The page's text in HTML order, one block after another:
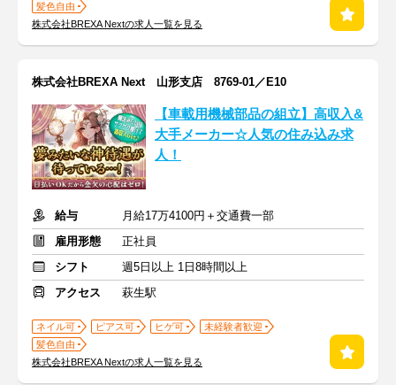
髪色自由
株式会社BREXA Nextの求人一覧を見る
株式会社BREXA Next 山形支店 8769-01／E10
【車載用機械部品の組立】高収入&
大手メーカー☆人気の住み込み求
人！
給与
月給17万4100円＋交通費一部
雇用形態
正社員
シフト
週5日以上 1日8時間以上
アクセス
萩生駅
ネイル可 ピアス可 ヒゲ可
未経験者歓迎
髪色自由
株式会社BREXA Nextの求人一覧を見る